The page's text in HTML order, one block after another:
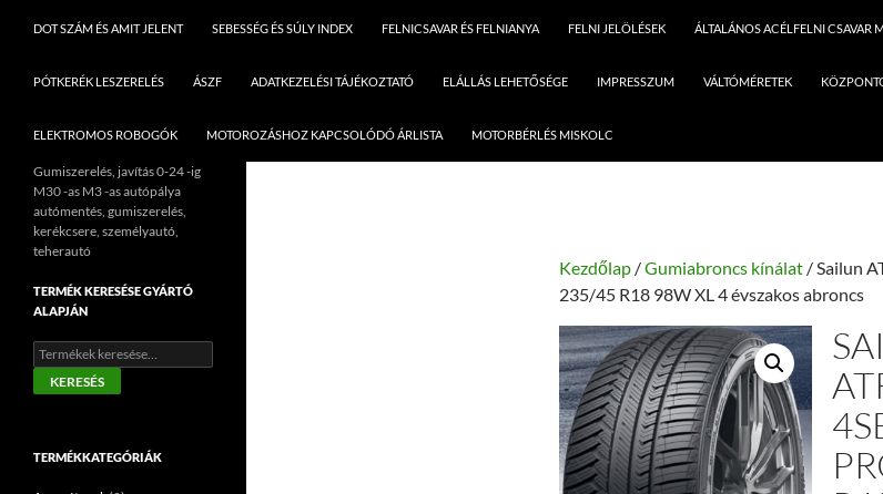
DOT SZÁM ÉS AMIT JELENT SEBESSÉG ÉS SÚLY INDEX FELNICSAVAR ÉS FELNIANYA FELNI JELÖLÉSEK ÁLTALÁNOS ACÉLFELNI CSAVAR
PÓTKERÉK LESZERELÉS ÁSZF ADATKEZELÉSI TÁJÉKOZTATÓ ELÁLLÁS LEHETŐSÉGE IMPRESSZUM VÁLTÓMÉRETEK
ELEKTROMOS ROBOGÓK MOTOROZÁSHOZ KAPCSOLÓDÓ ÁRLISTA MOTORBÉRLÉS MISKOLC
Kezdőlap /Gumiabroncs kínálat / Sailun
235/45 R18 98W XL 4 évszakos abroncs
Gumiszerelés, javítás 0-24 -ig
M30 -as M3 -as autópálya
autómentés, gumiszerelés,
kerékcsere, személyautó,
teherautó
TERMÉK KERESÉSE GYÁRTÓ
ALAPJÁN
Keresés
a
következőre:
KERESÉS
TERMÉKKATEGÓRIÁK